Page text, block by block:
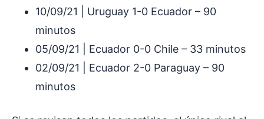
10/09/21 | Uruguay 1-0 Ecuador – 90
minutos
05/09/21 | Ecuador 0-0 Chile – 33 minutos
02/09/21 | Ecuador 2-0 Paraguay – 90
minutos